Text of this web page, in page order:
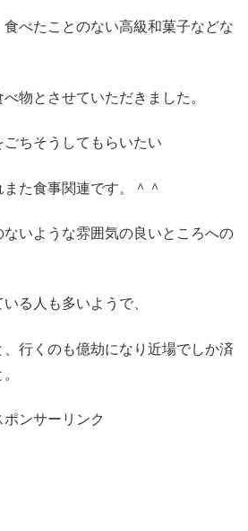
食べたことのない高級和菓子などな
物とさせていただきました。
ごちそうしてもらいたい
た食事関連です。＾＾
いような雰囲気の良いところへの
る人も多いようで、
、行くのも億劫になり近場でしか済
ポンサーリンク